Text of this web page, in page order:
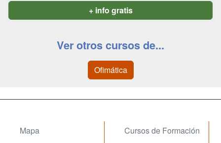
+ info gratis
Ver otros cursos de...
Ofimática
Mapa
Cursos de Formación